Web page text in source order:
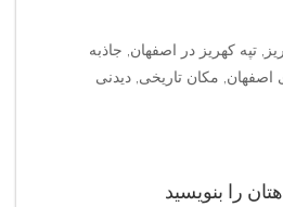
تپه کهریز در اصفهان, جاذبه
مکان تاریخی, دیدنی
را بنویسید